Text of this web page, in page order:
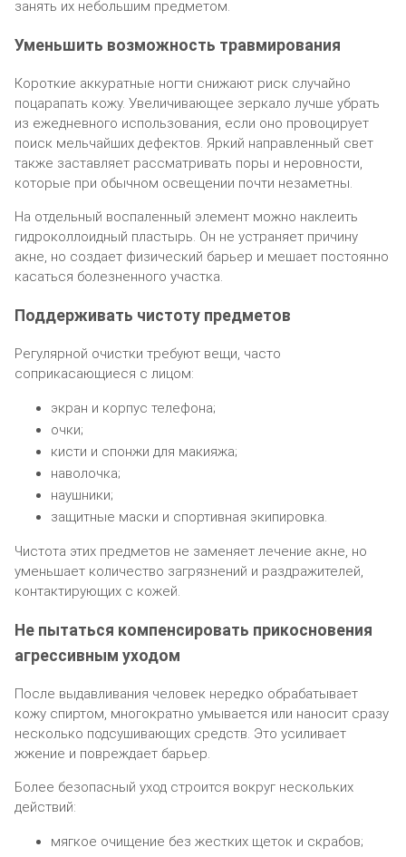
занять их небольшим предметом.
Уменьшить возможность травмирования
Короткие аккуратные ногти снижают риск случайно
поцарапать кожу. Увеличивающее зеркало лучше убрать
из ежедневного использования, если оно провоцирует
поиск мельчайших дефектов. Яркий направленный свет
также заставляет рассматривать поры и неровности,
которые при обычном освещении почти незаметны.
На отдельный воспаленный элемент можно наклеить
гидроколлоидный пластырь. Он не устраняет причину
акне, но создает физический барьер и мешает постоянно
касаться болезненного участка.
Поддерживать чистоту предметов
Регулярной очистки требуют вещи, часто
соприкасающиеся с лицом:
экран и корпус телефона;
очки;
кисти и спонжи для макияжа;
наволочка;
наушники;
защитные маски и спортивная экипировка.
Чистота этих предметов не заменяет лечение акне, но
уменьшает количество загрязнений и раздражителей,
контактирующих с кожей.
Не пытаться компенсировать прикосновения
агрессивным уходом
После выдавливания человек нередко обрабатывает
кожу спиртом, многократно умывается или наносит сразу
несколько подсушивающих средств. Это усиливает
жжение и повреждает барьер.
Более безопасный уход строится вокруг нескольких
действий:
мягкое очищение без жестких щеток и скрабов;